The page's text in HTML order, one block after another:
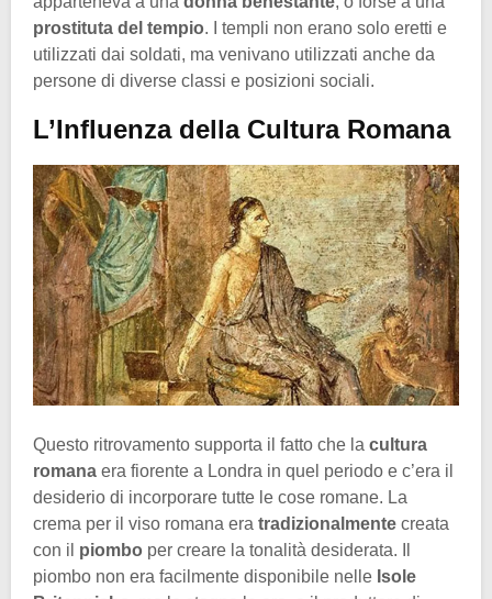
prostituta del tempio. I templi non erano solo eretti e
utilizzati dai soldati, ma venivano utilizzati anche da
persone di diverse classi e posizioni sociali.
L’Influenza della Cultura Romana
Questo ritrovamento supporta il fatto che la cultura
romana era fiorente a Londra in quel periodo e c’era il
desiderio di incorporare tutte le cose romane. La
crema per il viso romana era tradizionalmente creata
con il piombo per creare la tonalità desiderata. Il
piombo non era facilmente disponibile nelle Isole